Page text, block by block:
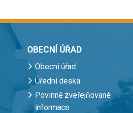
OBECNÍ ÚŘAD
Obecní úřad
Úřední deska
Povinně zveřejňované
informace